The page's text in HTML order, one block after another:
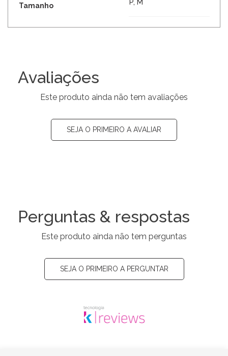
Tamanho
P, M
Avaliações
Este produto ainda não tem avaliações
SEJA O PRIMEIRO A AVALIAR
Perguntas & respostas
Este produto ainda não tem perguntas
SEJA O PRIMEIRO A PERGUNTAR